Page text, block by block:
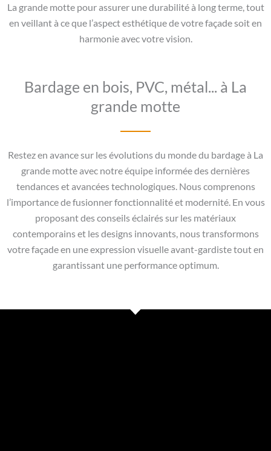
La grande motte pour assurer une durabilité à long terme, tout
en veillant à ce que l’aspect esthétique de votre façade soit en
harmonie avec votre vision.
Bardage en bois, PVC, métal... à La
grande motte
Restez en avance sur les évolutions du monde du bardage à La
grande motte avec notre équipe informée des dernières
tendances et avancées technologiques. Nous comprenons
l’importance de fusionner fonctionnalité et modernité. En vous
proposant des conseils éclairés sur les matériaux
contemporains et les designs innovants, nous transformons
votre façade en une expression visuelle avant-gardiste tout en
garantissant une performance optimum.